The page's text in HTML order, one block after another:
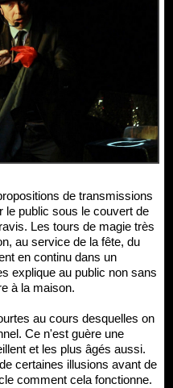
le public sous le couvert de
Les tours de magie très
au service de la fête, du
en continu dans un
explique au public non sans
à la maison.
au cours desquelles on
Ce n'est guère une
et les plus âgés aussi.
certaines illusions avant de
comment cela fonctionne.